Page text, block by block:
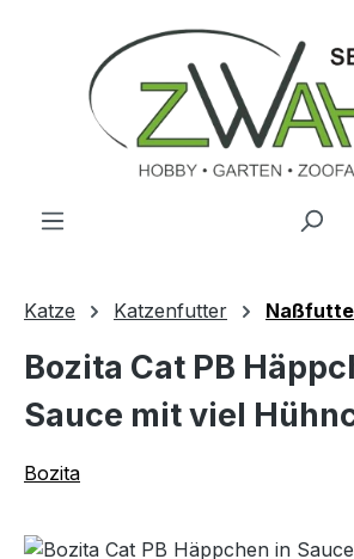
Zum Hauptinhalt springen
Katze Katzenfutter
Bozita Cat PB
Sauce mit viel
Bozita
Bildergalerie überspringen